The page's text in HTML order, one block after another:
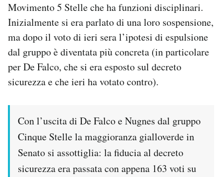
Movimento 5 Stelle che ha funzioni disciplinari.
Inizialmente si era parlato di una loro sospensione,
ma dopo il voto di ieri sera l’ipotesi di espulsione
dal gruppo è diventata più concreta (in particolare
per De Falco, che si era esposto sul decreto
sicurezza e che ieri ha votato contro).
Con l’uscita di De Falco e Nugnes dal gruppo
Cinque Stelle la maggioranza gialloverde in
Senato si assottiglia: la fiducia al decreto
sicurezza era passata con appena 163 voti su